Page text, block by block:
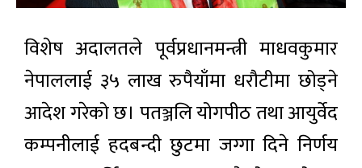
विशेष अदालतले पूर्वप्रधानमन्त्री माधवकुमार
नेपाललाई ३५ लाख रुपैयाँमा धरौटीमा छोड्ने
आदेश गरेको छ। पतञ्जलि योगपीठ तथा आयुर्वेद
कम्पनीलाई हदबन्दी छुटमा जग्गा दिने निर्णय